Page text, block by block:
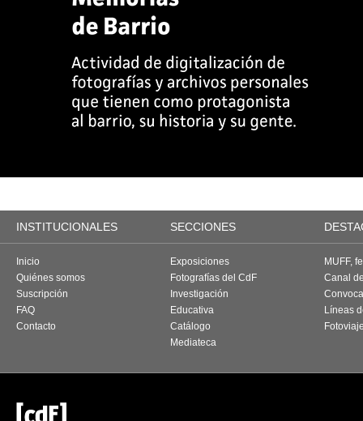
INSTITUCIONALES SECCIONES
Inicio
Quiénes somos
Suscripción
FAQ
Contacto
Exposiciones
Fotografías del CdF
Investigación
Educativa
Catálogo
Mediateca
MUFF,
Canal
Líneas